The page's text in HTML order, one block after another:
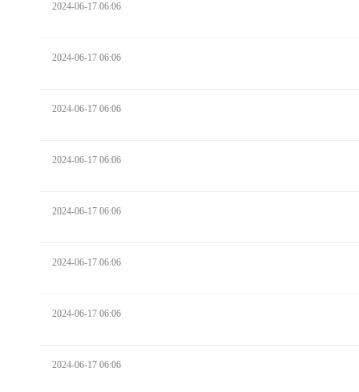
2024-06-17 06:06
2024-06-17 06:06
2024-06-17 06:06
2024-06-17 06:06
2024-06-17 06:06
2024-06-17 06:06
2024-06-17 06:06
2024-06-17 06:06